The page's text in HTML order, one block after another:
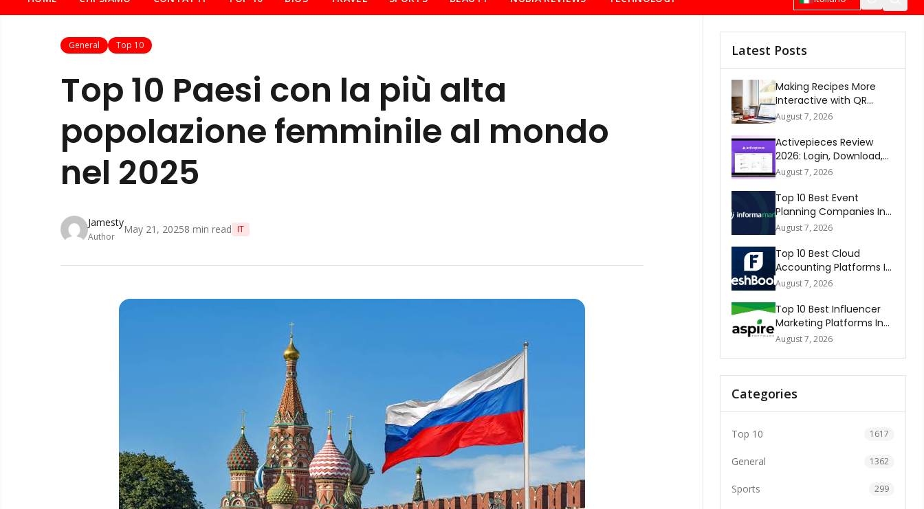
General Top 10
Top 10 Paesi con la più alta
popolazione femminile al mondo
nel 2025
Jamesty
Author
May 21, 20258 min read IT
Latest Posts
Making Recipes More
Interactive with QR
Codes
August 7, 2026
Activepieces Review
2026: Login, Download,
AI, Pricing, Automation &
August 7, 2026
Top 10 Best Event
Planning Companies In
The World 2026
August 7, 2026
Top 10 Best Cloud
Accounting Platforms In
The World 2026
August 7, 2026
Top 10 Best Influencer
Marketing Platforms In
The World 2026
August 7, 2026
Categories
Top 10 1617
General 1362
Sports 299